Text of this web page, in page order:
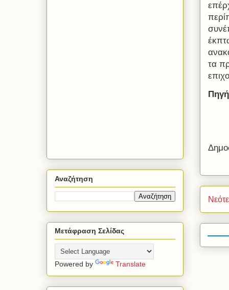
τα
Αναζήτηση
Μετάφραση Σελίδας
Powered by Translate